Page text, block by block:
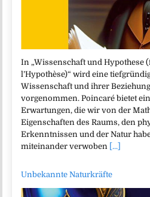
In „Wissenschaft und Hypothese
l’Hypothèse)“ wird eine
Wissenschaft und ihrer
vorgenommen. Poincaré bietet
Erwartungen, die wir von der
Eigenschaften des Raums, den
Erkenntnissen und der Natur
miteinander verwoben [...]
Unbekannte Naturkräfte